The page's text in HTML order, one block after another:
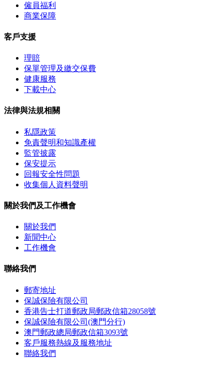
僱員福利
商業保障
客戶支援
理賠
保單管理及繳交保費
健康服務
下載中心
法律與法規相關
私隱政策
免責聲明和知識產權
監管披露
保安提示
回報安全性問題
收集個人資料聲明
關於我們及工作機會
關於我們
新聞中心
工作機會
聯絡我們
郵寄地址
保誠保險有限公司
香港告士打道郵政局郵政信箱28058號
保誠保險有限公司(澳門分行)
澳門郵政總局郵政信箱3093號
客戶服務熱線及服務地址
聯絡我們